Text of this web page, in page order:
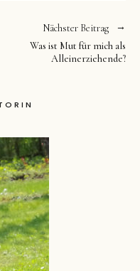
Nächster Beitrag
Was ist Mut für mich als
Alleinerziehende?